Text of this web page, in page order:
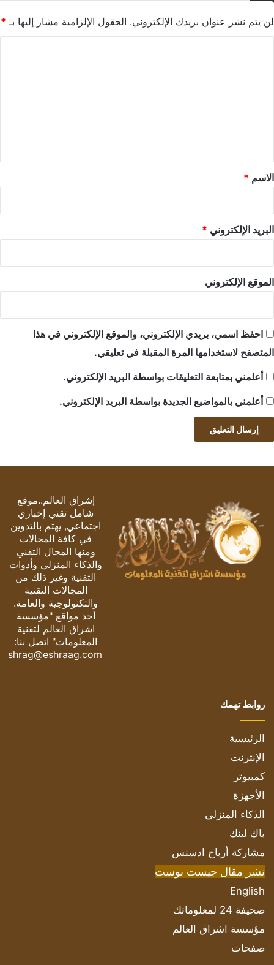
لن يتم نشر عنوان بريدك الإلكتروني. الحقول الإلزامية مشار إليها بـ *
*
الاسم *
البريد الإلكتروني *
الموقع الإلكتروني
احفظ اسمي، بريدي الإلكتروني، والموقع الإلكتروني في هذا
المتصفح لاستخدامها المرة المقبلة في تعليقي.
أعلمني بمتابعة التعليقات بواسطة البريد الإلكتروني.
أعلمني بالمواضيع الجديدة بواسطة البريد الإلكتروني.
إشراق العالم..موقع
شامل تقني إخباري
اجتماعي, يهتم بالتدوين
في كافة المجالات
ومنها المجال التقني
والذكاء المنزلي وأدوات
التقنية وغير ذلك من
المجالات التقنية
والتكنولوجية والعامة.
أحد مواقع "مؤسسة
اشراق العالم لتقنية
المعلومات" اتصل بنا:
eshrag@eshraag.com
روابط تهمك
الرئيسية
الإنترنت
كمبيوتر
الأجهزة
الذكاء المنزلي
باك لينك
مشاركة أرباح ادسنس
نشر مقال جيست بوست
English
صحيفة 24 لمعلوماتك
مؤسسة اشراق العالم
صفحات